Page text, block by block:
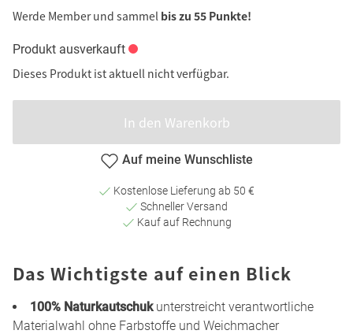
Werde Member und sammel bis zu 55 Punkte!
Produkt ausverkauft
Dieses Produkt ist aktuell nicht verfügbar.
In den Warenkorb
Auf meine Wunschliste
Kostenlose Lieferung ab 50 €
Schneller Versand
Kauf auf Rechnung
Das Wichtigste auf einen Blick
100% Naturkautschukunterstreicht verantwortliche
Materialwahl ohne Farbstoffe und Weichmacher